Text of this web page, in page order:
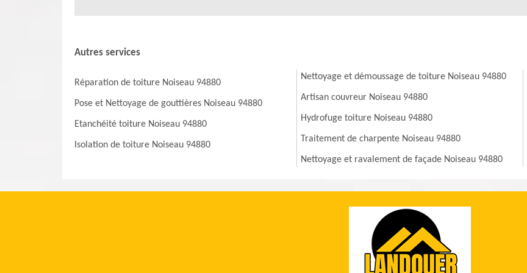
Autres services
Réparation de toiture Noiseau 94880
Pose et Nettoyage de gouttières Noiseau 94880
Etanchéité toiture Noiseau 94880
Isolation de toiture Noiseau 94880
Nettoyage et démoussage de toiture Noiseau 94880
Artisan couvreur Noiseau 94880
Hydrofuge toiture Noiseau 94880
Traitement de charpente Noiseau 94880
Nettoyage et ravalement de façade Noiseau 94880